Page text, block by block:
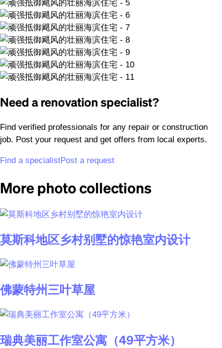
Need a renovation specialist?
Find verified professionals for any repair or construction
job. Post your request and get offers from local experts.
Find a specialistPost a request
More photo collections
莫斯科地区乡村别墅的惊艳室内设计
佛蒙特州三叶草屋
瑞典美丽工作室公寓（49平方米）